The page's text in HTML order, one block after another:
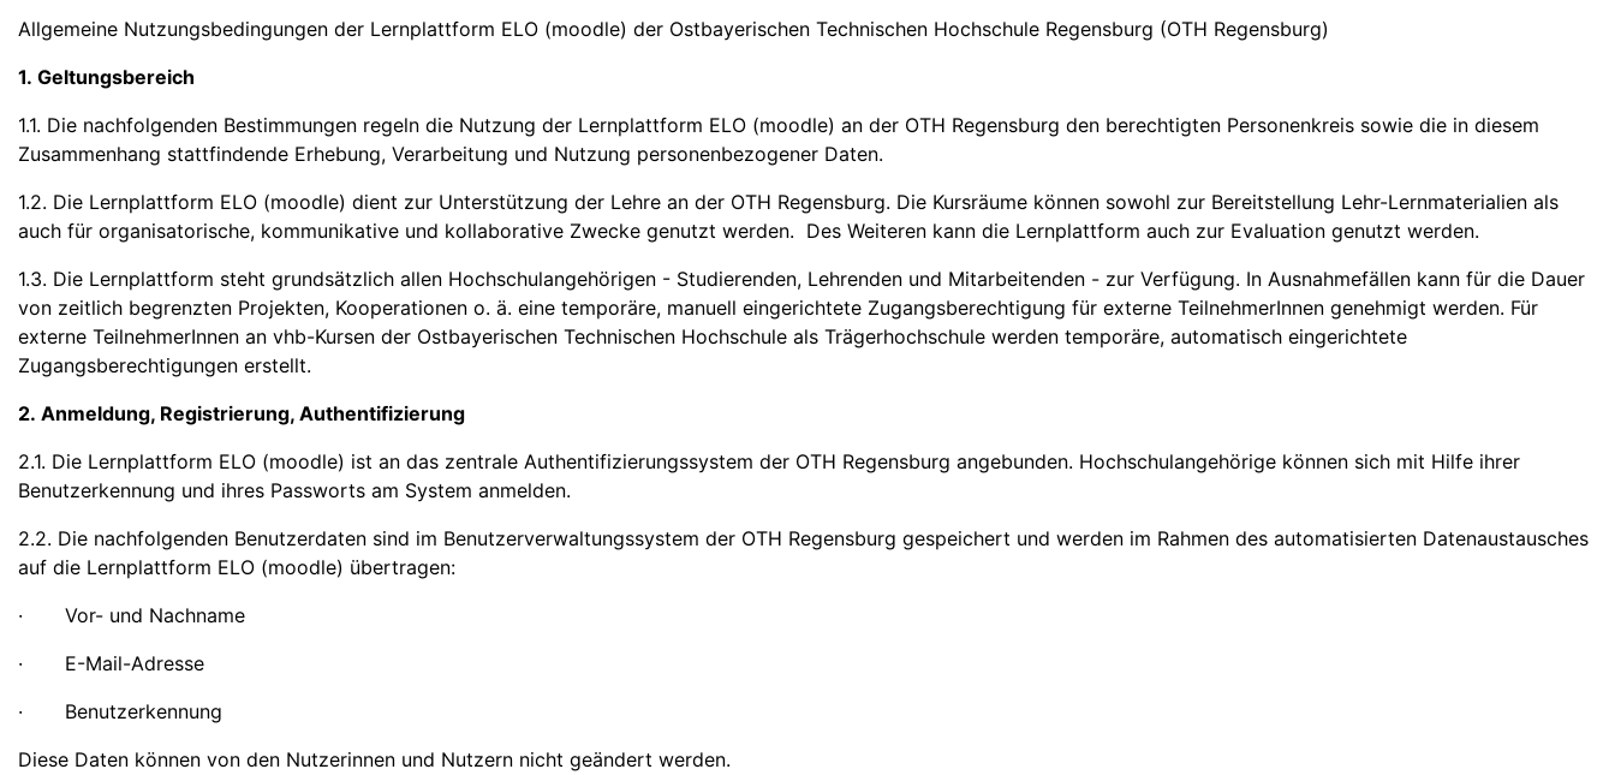
Allgemeine Nutzungsbedingungen der Lernplattform ELO (moodle) der Ostbayerischen Technischen Hochschule Regensburg (OTH Regensburg)
1. Geltungsbereich
1.1. Die nachfolgenden Bestimmungen regeln die Nutzung der Lernplattform ELO (moodle) an der OTH Regensburg den berechtigten Personenkreis sowie die in diesem
Zusammenhang stattfindende Erhebung, Verarbeitung und Nutzung personenbezogener Daten.
1.2. Die Lernplattform ELO (moodle) dient zur Unterstützung der Lehre an der OTH Regensburg. Die Kursräume können sowohl zur Bereitstellung Lehr-Lernmaterialien als
auch für organisatorische, kommunikative und kollaborative Zwecke genutzt werden. Des Weiteren kann die Lernplattform auch zur Evaluation genutzt werden.
1.3. Die Lernplattform steht grundsätzlich allen Hochschulangehörigen - Studierenden, Lehrenden und Mitarbeitenden - zur Verfügung. In Ausnahmefällen kann für die Dauer
von zeitlich begrenzten Projekten, Kooperationen o. ä. eine temporäre, manuell eingerichtete Zugangsberechtigung für externe TeilnehmerInnen genehmigt werden. Für
externe TeilnehmerInnen an vhb-Kursen der Ostbayerischen Technischen Hochschule als Trägerhochschule werden temporäre, automatisch eingerichtete
Zugangsberechtigungen erstellt.
2. Anmeldung, Registrierung, Authentifizierung
2.1. Die Lernplattform ELO (moodle) ist an das zentrale Authentifizierungssystem der OTH Regensburg angebunden. Hochschulangehörige können sich mit Hilfe ihrer
Benutzerkennung und ihres Passworts am System anmelden.
2.2. Die nachfolgenden Benutzerdaten sind im Benutzerverwaltungssystem der OTH Regensburg gespeichert und werden im Rahmen des automatisierten Datenaustausches
auf die Lernplattform ELO (moodle) übertragen:
· Vor- und Nachname
· E-Mail-Adresse
· Benutzerkennung
Diese Daten können von den Nutzerinnen und Nutzern nicht geändert werden.